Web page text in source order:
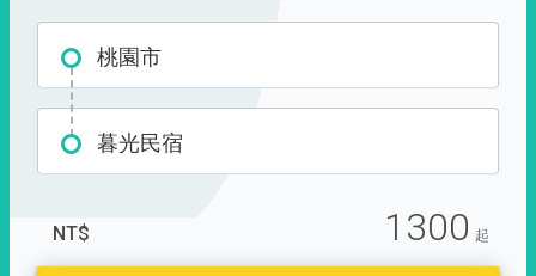
桃園市
暮光民宿
NT$ 1300 起